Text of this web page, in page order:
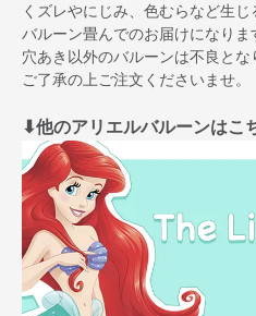
くズレやにじみ、色むらなど生じ
バルーン畳んでのお届けになりま
穴あき以外のバルーンは不良とな
ご了承の上ご注文くださいませ。
⬇︎他のアリエルバルーンはこ